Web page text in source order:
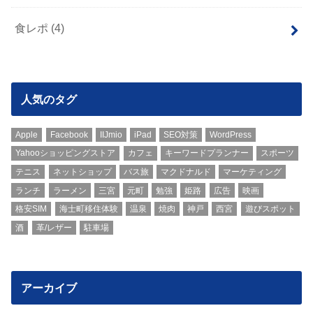
食レポ (4)
人気のタグ
Apple Facebook IIJmio iPad SEO対策
WordPress
Yahooショッピングストア
カフェ キーワードプランナー
スポーツ
テニス
ネットショップ バス旅 マクドナルド
マーケティング
ランチ
ラーメン 三宮 元町 勉強 姫路 広告
映画
格安SIM
海士町移住体験 温泉 焼肉 神戸 西宮
遊びスポット
酒
革/レザー 駐車場
アーカイブ